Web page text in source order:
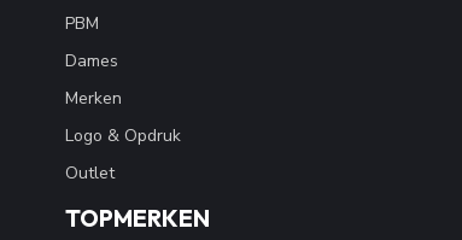
PBM
Dames
Merken
Logo & Opdruk
Outlet
TOPMERKEN